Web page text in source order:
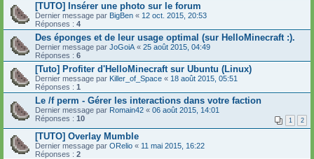
[TUTO] Insérer une photo sur le forum
Dernier message par BigBen « 12 oct. 2015, 20:53
Réponses : 4
Des éponges et de leur usage optimal (sur HelloMinecraft :).
Dernier message par JoGoiA « 25 août 2015, 04:49
Réponses : 6
[Tuto] Profiter d'HelloMinecraft sur Ubuntu (Linux)
Dernier message par Killer_of_Space « 18 août 2015, 05:51
Réponses : 1
Le /f perm - Gérer les interactions dans votre faction
Dernier message par Romain42 « 06 août 2015, 14:01
Réponses : 10 1 2
[TUTO] Overlay Mumble
Dernier message par ORelio « 11 mai 2015, 16:22
Réponses : 2